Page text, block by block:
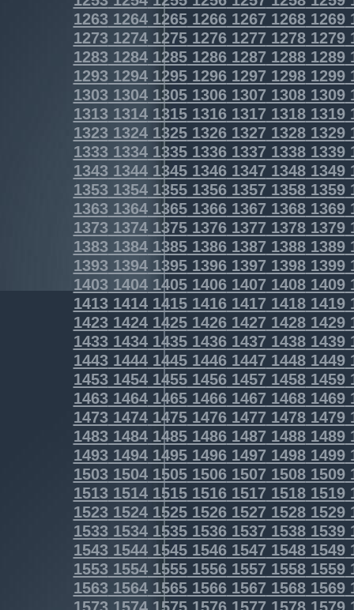
1263126412651266126712681269
1273127412751276127712781279
1283128412851286128712881289
1293129412951296129712981299
1303130413051306130713081309
1313131413151316131713181319
1323132413251326132713281329
1333133413351336133713381339
1343134413451346134713481349
1353135413551356135713581359
1363136413651366136713681369
1373137413751376137713781379
1383138413851386138713881389
1393139413951396139713981399
1403140414051406140714081409
1413141414151416141714181419
1423142414251426142714281429
1433143414351436143714381439
1443144414451446144714481449
1453145414551456145714581459
1463146414651466146714681469
1473147414751476147714781479
1483148414851486148714881489
1493149414951496149714981499
1503150415051506150715081509
1513151415151516151715181519
1523152415251526152715281529
1533153415351536153715381539
1543154415451546154715481549
1553155415551556155715581559
1563156415651566156715681569